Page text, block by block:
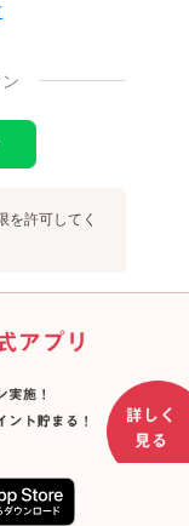
を許可してく